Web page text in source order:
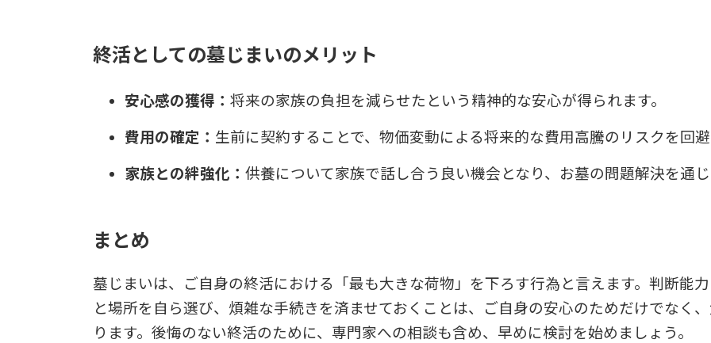
終活としての墓じまいのメリット
安心感の獲得： 将来の家族の負担を減らせたという精神的な安心が得られます。
費用の確定： 生前に契約することで、物価変動による将来的な費用高騰のリスクを回
家族との絆強化： 供養について家族で話し合う良い機会となり、お墓の問題解決を通
まとめ
墓じまいは、ご自身の終活における「最も大きな荷物」を下ろす行為と言えます。判断能
と場所を自ら選び、煩雑な手続きを済ませておくことは、ご自身の安心のためだけでなく
ります。後悔のない終活のために、専門家への相談も含め、早めに検討を始めましょう。